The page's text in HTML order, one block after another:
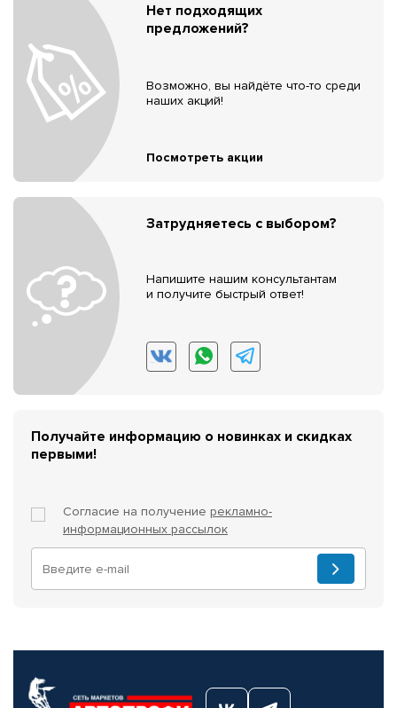
Нет подходящих
предложений?
Возможно, вы найдёте что-то среди
наших акций!
Посмотреть акции
Затрудняетесь с выбором?
Напишите нашим консультантам
и получите быстрый ответ!
Получайте информацию о новинках и скидках
первыми!
Согласие на получение рекламно-
информационных рассылок